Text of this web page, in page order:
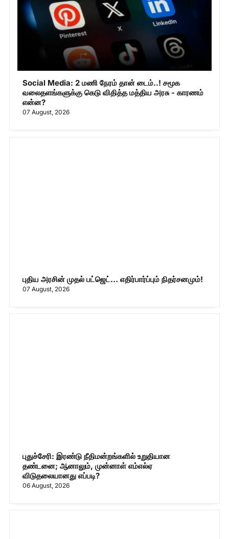
Social Media: 2 மணி நேரம் தான் டைம்..! சமூக
வலைதளங்களுக்கு கெடு விதித்த மத்திய அரசு - காரணம்
என்ன?
07 August, 2026
புதிய அரசின் முதல் பட்ஜெட்... எதிர்பார்ப்பும் நிதர்சனமும்!
07 August, 2026
புதுச்சேரி: இரண்டு நீதிமன்றங்களில் உறுதியான
தண்டனை; ஆனாலும், முன்னாள் எம்எல்ஏ
விடுதலையானது எப்படி?
06 August, 2026